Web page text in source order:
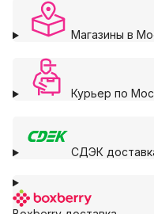
Магазины в
Курьер по
СДЭК